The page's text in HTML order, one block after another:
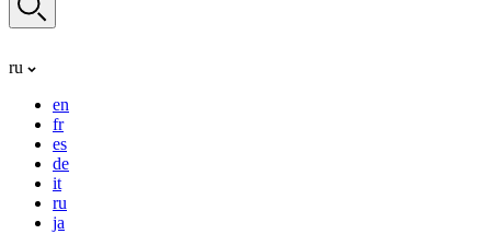
ru
en
fr
es
de
it
ru
ja